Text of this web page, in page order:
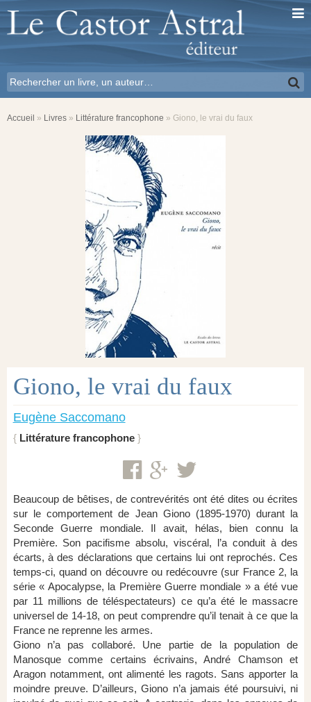
Accueil » Livres » Littérature francophone » Giono, le vrai du faux
Giono, le vrai du faux
Eugène Saccomano
Littérature francophone
Beaucoup de bêtises, de contrevérités ont été dites ou écrites
sur le comportement de Jean Giono (1895-1970) durant la
Seconde Guerre mondiale. Il avait, hélas, bien connu la
Première. Son pacifisme absolu, viscéral, l’a conduit à des
écarts, à des déclarations que certains lui ont reprochés. Ces
temps-ci, quand on découvre ou redécouvre (sur France 2, la
série « Apocalypse, la Première Guerre mondiale » a été vue
par 11 millions de téléspectateurs) ce qu’a été le massacre
universel de 14-18, on peut comprendre qu’il tenait à ce que la
France ne reprenne les armes.
Giono n’a pas collaboré. Une partie de la population de
Manosque comme certains écrivains, André Chamson et
Aragon notamment, ont alimenté les ragots. Sans apporter la
moindre preuve. D’ailleurs, Giono n’a jamais été poursuivi, ni